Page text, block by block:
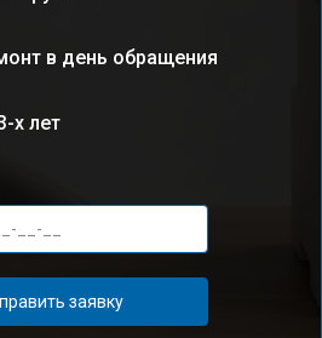
в день обращения
х лет
заявку